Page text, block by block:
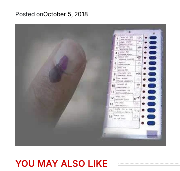
Posted onOctober 5, 2018
YOU MAY ALSO LIKE